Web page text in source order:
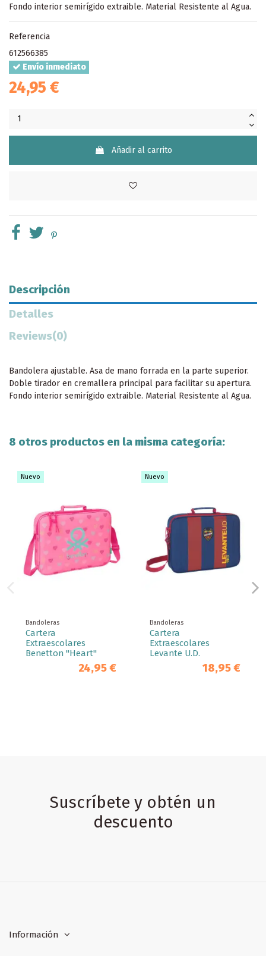
Fondo interior semirígido extraible. Material Resistente al Agua.
Referencia
612566385
Envío inmediato
24,95 €
Añadir al carrito
Descripción
Detalles
Reviews(0)
Bandolera ajustable. Asa de mano forrada en la parte superior.
Doble tirador en cremallera principal para facilitar su apertura.
Fondo interior semirígido extraible. Material Resistente al Agua.
8 otros productos en la misma categoría:
Nuevo
Bandoleras
Cartera
Extraescolares
Benetton "Heart"
24,95 €
Nuevo
Bandoleras
Cartera
Extraescolares
Levante U.D.
18,95 €
Suscríbete y obtén un
descuento
Información